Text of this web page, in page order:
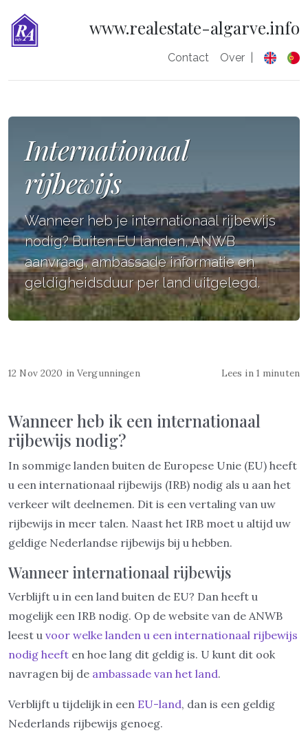
www.realestate-algarve.info
Contact Over
Internationaal
rijbewijs
Wanneer heb je internationaal rijbewijs
nodig? Buiten EU landen, ANWB
aanvraag, ambassade informatie en
geldigheidsduur per land uitgelegd.
12 Nov 2020 inVergunningen Lees in 1 minuten
Wanneer heb ik een internationaal
rijbewijs nodig?
In sommige landen buiten de Europese Unie (EU) heeft
u een internationaal rijbewijs (IRB) nodig als u aan het
verkeer wilt deelnemen. Dit is een vertaling van uw
rijbewijs in meer talen. Naast het IRB moet u altijd uw
geldige Nederlandse rijbewijs bij u hebben.
Wanneer internationaal rijbewijs
Verblijft u in een land buiten de EU? Dan heeft u
mogelijk een IRB nodig. Op de website van de ANWB
leest u voor welke landen u een internationaal rijbewijs
nodig heeft en hoe lang dit geldig is. U kunt dit ook
navragen bij de ambassade van het land.
Verblijft u tijdelijk in een EU-land, dan is een geldig
Nederlands rijbewijs genoeg.